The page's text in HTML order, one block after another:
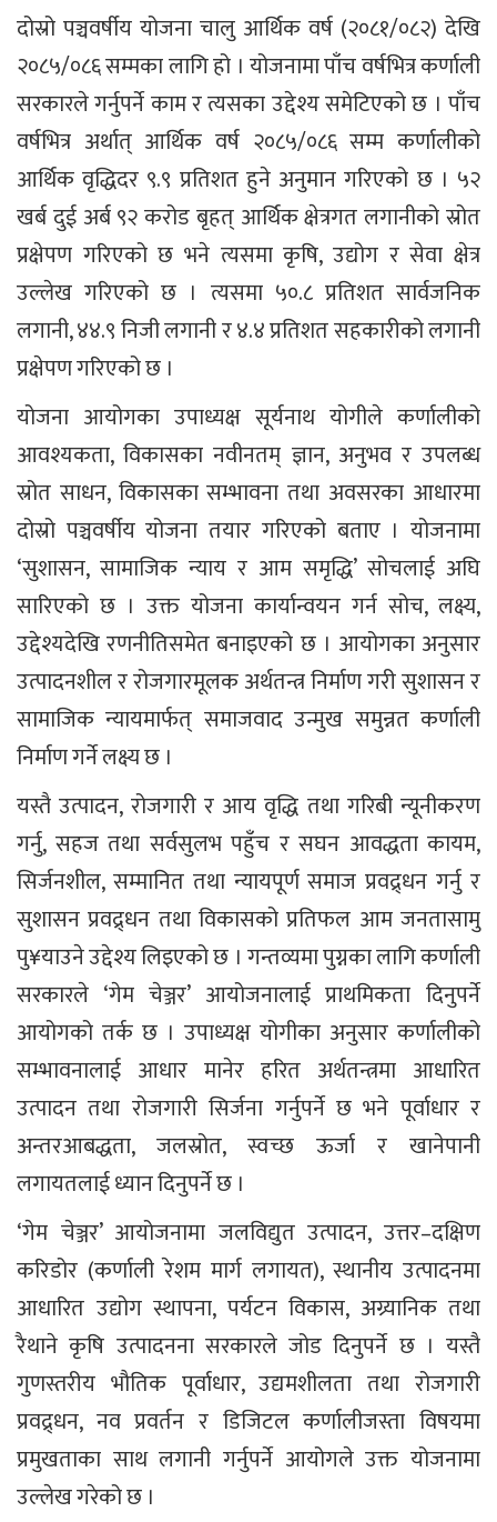
दोस्रो पञ्चवर्षीय योजना चालु आर्थिक वर्ष (२०८१/०८२) देखि
२०८५/०८६ सम्मका लागि हो । योजनामा पाँच वर्षभित्र कर्णाली
सरकारले गर्नुपर्ने काम र त्यसका उद्देश्य समेटिएको छ । पाँच
वर्षभित्र अर्थात् आर्थिक वर्ष २०८५/०८६ सम्म कर्णालीको
आर्थिक वृद्धिदर ९.९ प्रतिशत हुने अनुमान गरिएको छ । ५२
खर्ब दुई अर्ब ९२ करोड बृहत् आर्थिक क्षेत्रगत लगानीको स्रोत
प्रक्षेपण गरिएको छ भने त्यसमा कृषि, उद्योग र सेवा क्षेत्र
उल्लेख गरिएको छ । त्यसमा ५०.८ प्रतिशत सार्वजनिक
लगानी, ४४.९ निजी लगानी र ४.४ प्रतिशत सहकारीको लगानी
प्रक्षेपण गरिएको छ ।
योजना आयोगका उपाध्यक्ष सूर्यनाथ योगीले कर्णालीको
आवश्यकता, विकासका नवीनतम् ज्ञान, अनुभव र उपलब्ध
स्रोत साधन, विकासका सम्भावना तथा अवसरका आधारमा
दोस्रो पञ्चवर्षीय योजना तयार गरिएको बताए । योजनामा
‘सुशासन, सामाजिक न्याय र आम समृद्धि’ सोचलाई अघि
सारिएको छ । उक्त योजना कार्यान्वयन गर्न सोच, लक्ष्य,
उद्देश्यदेखि रणनीतिसमेत बनाइएको छ । आयोगका अनुसार
उत्पादनशील र रोजगारमूलक अर्थतन्त्र निर्माण गरी सुशासन र
सामाजिक न्यायमार्फत् समाजवाद उन्मुख समुन्नत कर्णाली
निर्माण गर्ने लक्ष्य छ ।
यस्तै उत्पादन, रोजगारी र आय वृद्धि तथा गरिबी न्यूनीकरण
गर्नु, सहज तथा सर्वसुलभ पहुँच र सघन आवद्धता कायम,
सिर्जनशील, सम्मानित तथा न्यायपूर्ण समाज प्रवद्र्धन गर्नु र
सुशासन प्रवद्र्धन तथा विकासको प्रतिफल आम जनतासामु
पु¥याउने उद्देश्य लिइएको छ । गन्तव्यमा पुग्नका लागि कर्णाली
सरकारले ‘गेम चेञ्जर’ आयोजनालाई प्राथमिकता दिनुपर्ने
आयोगको तर्क छ । उपाध्यक्ष योगीका अनुसार कर्णालीको
सम्भावनालाई आधार मानेर हरित अर्थतन्त्रमा आधारित
उत्पादन तथा रोजगारी सिर्जना गर्नुपर्ने छ भने पूर्वाधार र
अन्तरआबद्धता, जलस्रोत, स्वच्छ ऊर्जा र खानेपानी
लगायतलाई ध्यान दिनुपर्ने छ ।
‘गेम चेञ्जर’ आयोजनामा जलविद्युत उत्पादन, उत्तर–दक्षिण
करिडोर (कर्णाली रेशम मार्ग लगायत), स्थानीय उत्पादनमा
आधारित उद्योग स्थापना, पर्यटन विकास, अग्र्यानिक तथा
रैथाने कृषि उत्पादनना सरकारले जोड दिनुपर्ने छ । यस्तै
गुणस्तरीय भौतिक पूर्वाधार, उद्यमशीलता तथा रोजगारी
प्रवद्र्धन, नव प्रवर्तन र डिजिटल कर्णालीजस्ता विषयमा
प्रमुखताका साथ लगानी गर्नुपर्ने आयोगले उक्त योजनामा
उल्लेख गरेको छ ।